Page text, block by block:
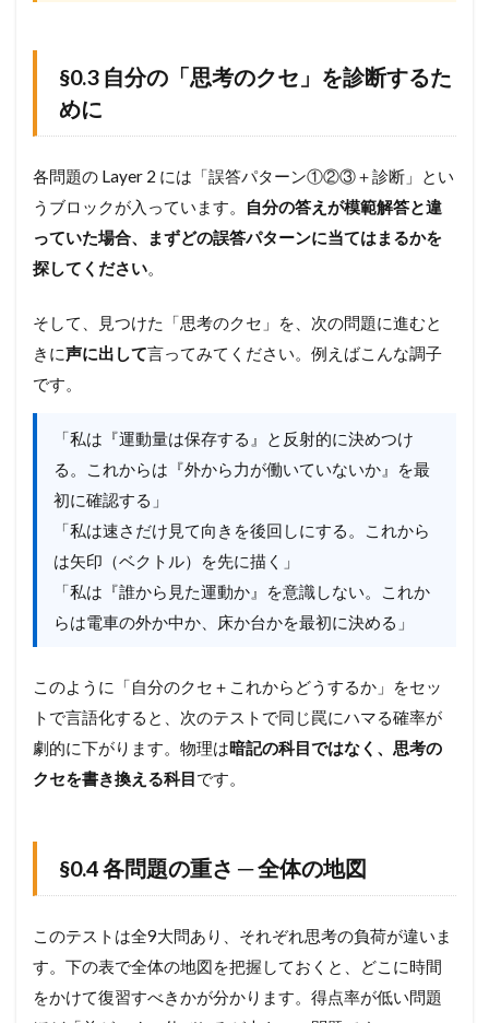
4
題
重
さ
─
全
体
図
2
運
動
保
存
と
反
発
係
数
成
立
件
」
く
（
運
動
使
§0.3 自分の「思考のクセ」を診断するた
めに
各問題の Layer 2 には「誤答パターン①②③＋診断」とい
うブロックが入っています。
自分の答えが模範解答と違
っていた場合、まずどの誤答パターンに当てはまるかを
探してください。
そして、見つけた「思考のクセ」を、次の問題に進むと
きに声に出して言ってみてください。例えばこんな調子
です。
「私は『運動量は保存する』と反射的に決めつけ
る。これからは『外から力が働いていないか』を最
初に確認する」
「私は速さだけ見て向きを後回しにする。これから
は矢印（ベクトル）を先に描く」
「私は『誰から見た運動か』を意識しない。これか
らは電車の外か中か、床か台かを最初に決める」
このように「自分のクセ＋これからどうするか」をセッ
トで言語化すると、次のテストで同じ罠にハマる確率が
劇的に下がります。物理は暗記の科目ではなく、思考の
クセを書き換える科目です。
§0.4 各問題の重さ ─ 全体の地図
このテストは全9大問あり、それぞれ思考の負荷が違いま
す。下の表で全体の地図を把握しておくと、どこに時間
をかけて復習すべきかが分かります。得点率が低い問題